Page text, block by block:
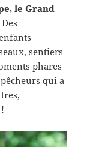
le Grand
Des
sentiers
phares
qui a